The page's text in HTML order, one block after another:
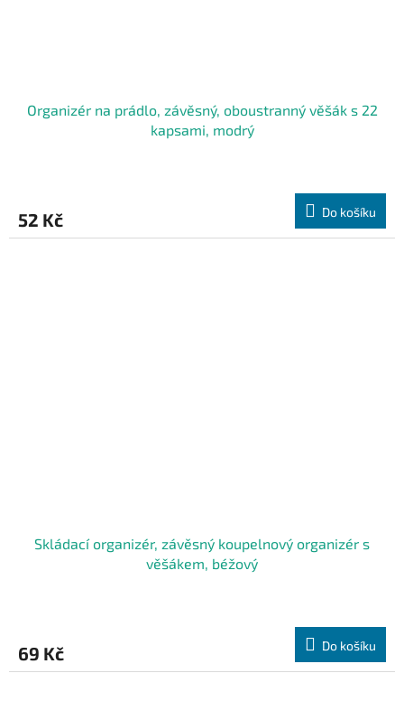
Organizér na prádlo, závěsný, oboustranný věšák s 22
kapsami, modrý
52 Kč Do košíku
Skládací organizér, závěsný koupelnový organizér s
věšákem, béžový
69 Kč Do košíku